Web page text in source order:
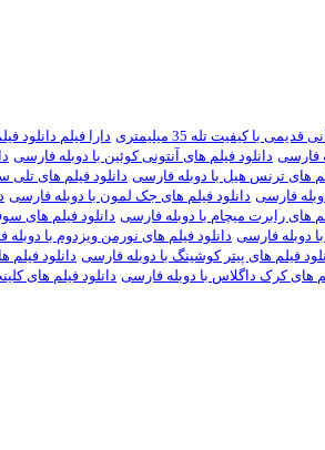
با کیفیت تله 35 میلیمتری دارا فیلم دانلود
فارسی دانلود فیلم های آنتونی کوئین با دوبله فارسی
های ترنس هیل با دوبله فارسی دانلود فیلم های تلی
فارسی دانلود فیلم های جک لمون با دوبله فارسی
های رابرت میچام با دوبله فارسی دانلود فیلم های
دوبله فارسی دانلود فیلم های نورمن ویزدوم با
فیلم های پیتر کوشینگ با دوبله فارسی دانلود
های کرک داگلاس با دوبله فارسی دانلود فیلم های